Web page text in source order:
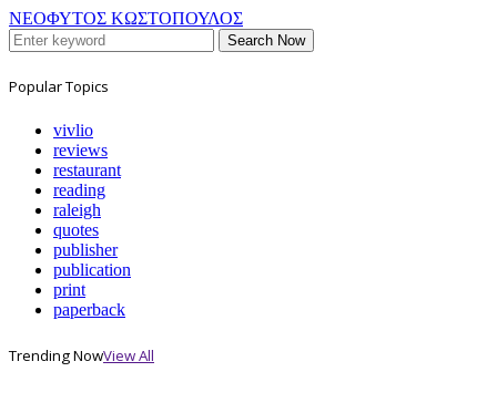
ΝΕΟΦΥΤΟΣ ΚΩΣΤΟΠΟΥΛΟΣ
Search Now
Popular Topics
vivlio
reviews
restaurant
reading
raleigh
quotes
publisher
publication
print
paperback
Trending NowView All